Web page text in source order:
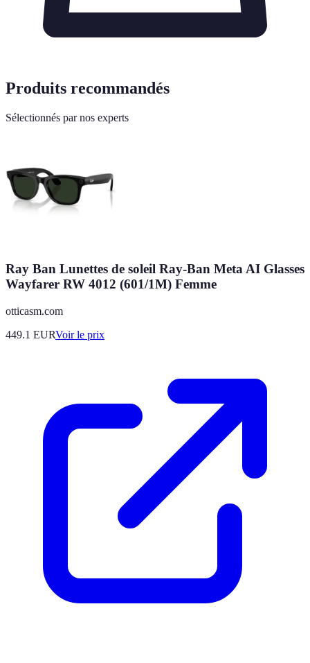
Produits recommandés
Sélectionnés par nos experts
Ray Ban Lunettes de soleil Ray-Ban Meta AI Glasses
Wayfarer RW 4012 (601/1M) Femme
otticasm.com
449.1 EURVoir le prix